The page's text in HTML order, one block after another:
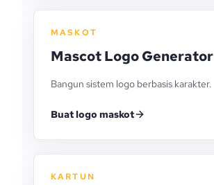
MASKOT
Mascot Logo Generator
Bangun sistem logo berbasis karakter.
Buat logo maskot
KARTUN